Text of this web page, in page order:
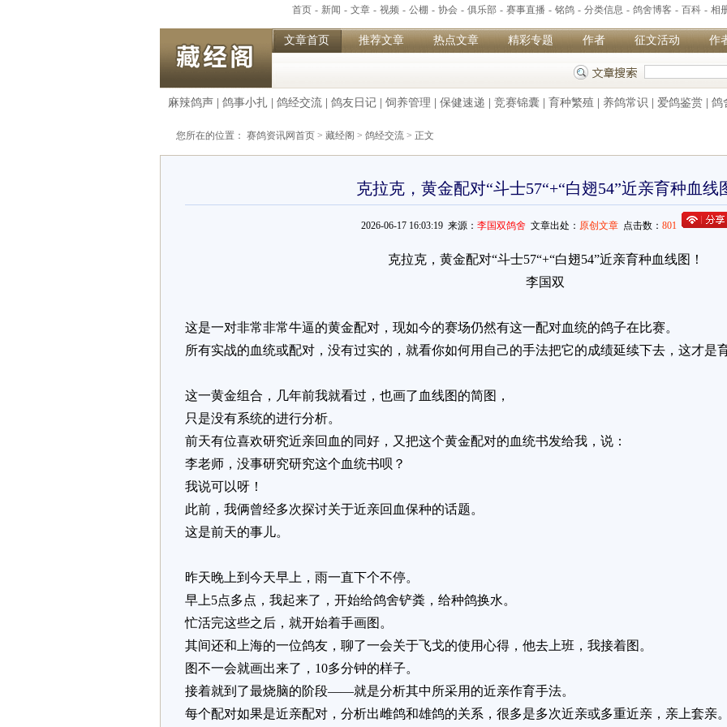
首页 - 新闻 - 文章 - 视频 - 公棚 - 协会 - 俱乐部 - 赛事直播 - 铭鸽 - 分类信息 - 鸽舍博客 - 百科 - 相
文章首页 推荐文章 热点文章 精彩专题 作者 征文活动 作
麻辣鸽声 鸽事小扎 鸽经交流 鸽友日记 饲养管理 保健速递 竞赛锦囊 育种繁殖 养鸽常识 爱鸽鉴赏 鸽
您所在的位置： 赛鸽资讯网首页 > 藏经阁 > 鸽经交流 > 正文
克拉克，黄金配对“斗士57“+“白翅54”近亲育种血线
2026-06-17 16:03:19 来源： 李国双鸽舍文章出处： 原创文章点击数： 801
克拉克，黄金配对“斗士57“+“白翅54”近亲育种血线图！
李国双
这是一对非常非常牛逼的黄金配对，现如今的赛场仍然有这一配对血统的鸽子在比赛。
所有实战的血统或配对，没有过实的，就看你如何用自己的手法把它的成绩延续下去，这才是
这一黄金组合，几年前我就看过，也画了血线图的简图，
只是没有系统的进行分析。
前天有位喜欢研究近亲回血的同好，又把这个黄金配对的血统书发给我，说：
李老师，没事研究研究这个血统书呗？
我说可以呀！
此前，我俩曾经多次探讨关于近亲回血保种的话题。
这是前天的事儿。
昨天晚上到今天早上，雨一直下个不停。
早上5点多点，我起来了，开始给鸽舍铲粪，给种鸽换水。
忙活完这些之后，就开始着手画图。
其间还和上海的一位鸽友，聊了一会关于飞戈的使用心得，他去上班，我接着图。
图不一会就画出来了，10多分钟的样子。
接着就到了最烧脑的阶段——就是分析其中所采用的近亲作育手法。
每个配对如果是近亲配对，分析出雌鸽和雄鸽的关系，很多是多次近亲或多重近亲，亲上套亲